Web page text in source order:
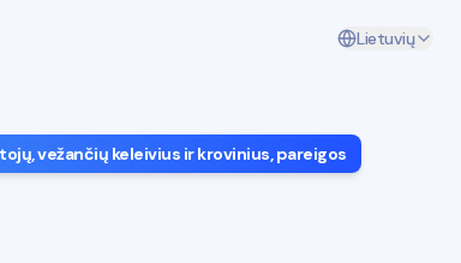
Lietuvių
vežančių keleivius ir krovinius, pareigos